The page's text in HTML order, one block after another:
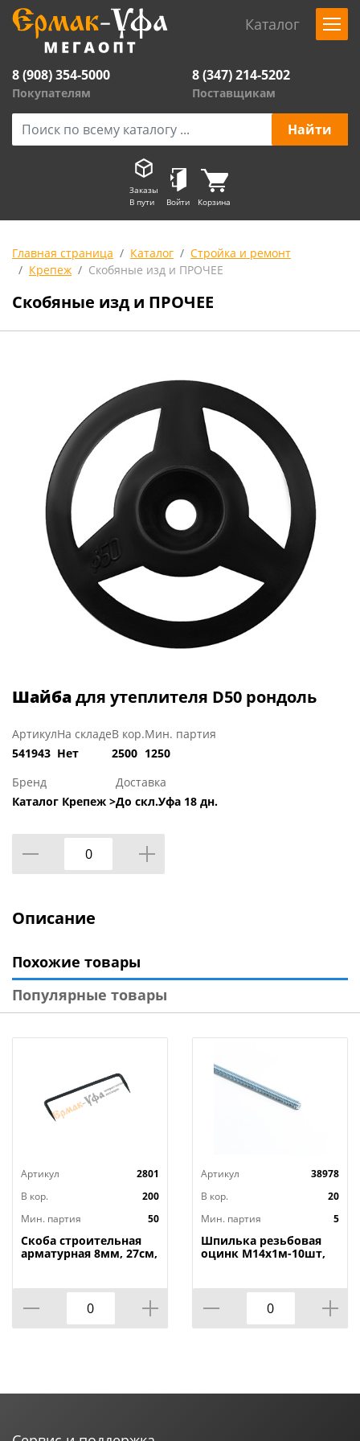
Каталог
8 (908) 354-5000
Покупателям
8 (347) 214-5202
Поставщикам
Заказы
В пути
Войти Корзина
Главная страница Каталог
Стройка и ремонт
Крепеж
Скобяные изд и ПРОЧЕЕ
Скобяные изд и ПРОЧЕЕ
Шайбадля утеплителя D50 рондоль
Артикул
541943
На складе
Нет
В кор.
2500
Мин. партия
1250
Бренд
Каталог Крепеж >
Доставка
До скл.Уфа 18 дн.
Описание
Похожие товары
Популярные товары
Артикул
2801
В кор.
200
Мин. партия
50
Скоба строительная
арматурная 8мм, 27см,
Артикул
38978
В кор.
20
Мин. партия
5
Шпилька резьбовая
оцинк М14х1м-10шт,